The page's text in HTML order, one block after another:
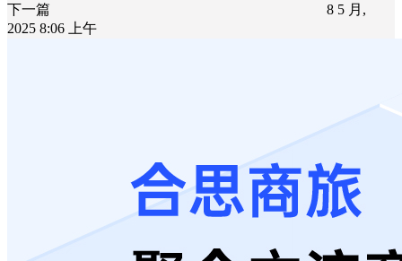
下一篇
8 5 月,
2025 8:06 上午